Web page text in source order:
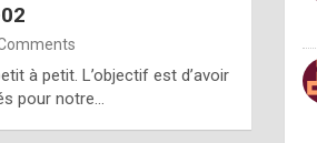
à petit. L’objectif est d’avoir
pour notre…